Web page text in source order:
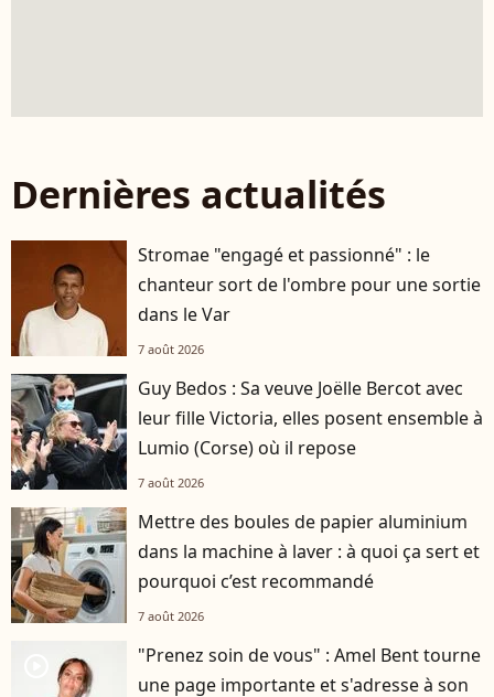
Dernières actualités
Stromae "engagé et passionné" : le
chanteur sort de l'ombre pour une sortie
dans le Var
7 août 2026
Guy Bedos : Sa veuve Joëlle Bercot avec
leur fille Victoria, elles posent ensemble à
Lumio (Corse) où il repose
7 août 2026
Mettre des boules de papier aluminium
dans la machine à laver : à quoi ça sert et
pourquoi c’est recommandé
7 août 2026
"Prenez soin de vous" : Amel Bent tourne
une page importante et s'adresse à son